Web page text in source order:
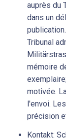
auprès du
dans un
Tribunal
mémoire
motivée.
l'envoi.
précision
Kontakt: